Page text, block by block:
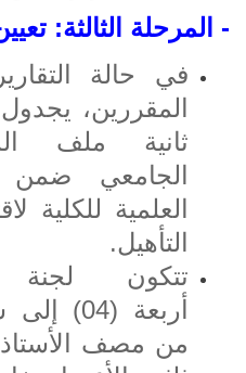
- المرحلة الثالثة:
في حالة
المقررين،
ثانية ملف
الجامعي ضمن
العلمية للكلية
التأهيل.
تتكون
من مصف